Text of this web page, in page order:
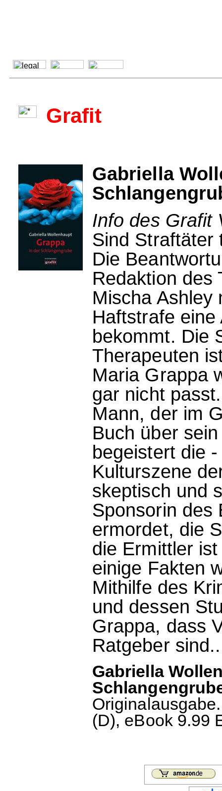
Grafit
Gabriella
Info des Grafit
Sind Straftäter
Die
Redaktion des
Mischa Ashley
Haftstrafe
bekommt. Die
Therapeuten
Maria Grappa
gar nicht
Mann, der im
Buch über
begeistert die
Kulturszene
skeptisch und
Sponsorin des
ermordet, die
die Ermittler
einige Fakten
Mithilfe des
und dessen
Grappa, dass
Ratgeber
Gabriella
(D), eBook 9.99